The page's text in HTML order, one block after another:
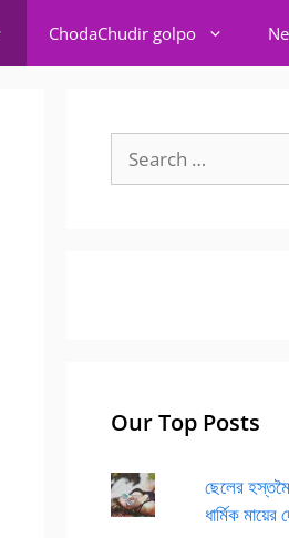
ChodaChudir golpo
for:
Our Top Posts
ছেলের
ধার্মিক মায়ের